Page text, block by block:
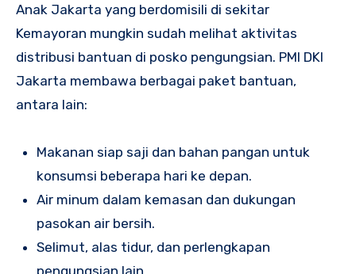
Anak Jakarta yang berdomisili di sekitar
Kemayoran mungkin sudah melihat aktivitas
distribusi bantuan di posko pengungsian. PMI DKI
Jakarta membawa berbagai paket bantuan,
antara lain:
Makanan siap saji dan bahan pangan untuk
konsumsi beberapa hari ke depan.
Air minum dalam kemasan dan dukungan
pasokan air bersih.
Selimut, alas tidur, dan perlengkapan
pengungsian lain.